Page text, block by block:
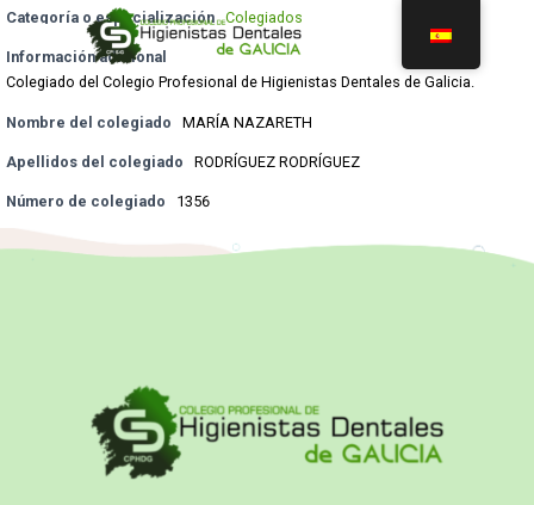
Categoría o especialización Colegiados
Información adicional
Colegiado del Colegio Profesional de Higienistas Dentales de Galicia.
Nombre del colegiado MARÍA NAZARETH
Apellidos del colegiado RODRÍGUEZ RODRÍGUEZ
Número de colegiado 1356